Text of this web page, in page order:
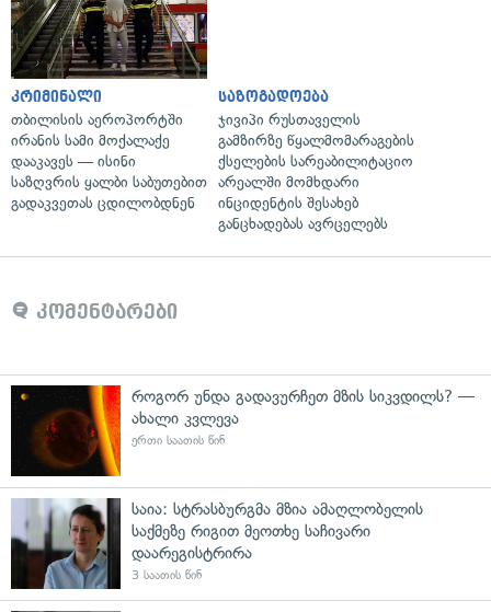
კრიმინალი
თბილისის აეროპორტში
ირანის სამი მოქალაქე
დააკავეს — ისინი
საზღვრის ყალბი საბუთებით
გადაკვეთას ცდილობდნენ
საზოგადოება
ჯივიპი რუსთაველის
გამზირზე წყალმომარაგების
ქსელების სარეაბილიტაციო
არეალში მომხდარი
ინციდენტის შესახებ
განცხადებას ავრცელებს
კომენტარები
როგორ უნდა გადავურჩეთ მზის სიკვდილს? —
ახალი კვლევა
ერთი საათის წინ
საია: სტრასბურგმა მზია ამაღლობელის
საქმეზე რიგით მეოთხე საჩივარი
დაარეგისტრირა
3 საათის წინ